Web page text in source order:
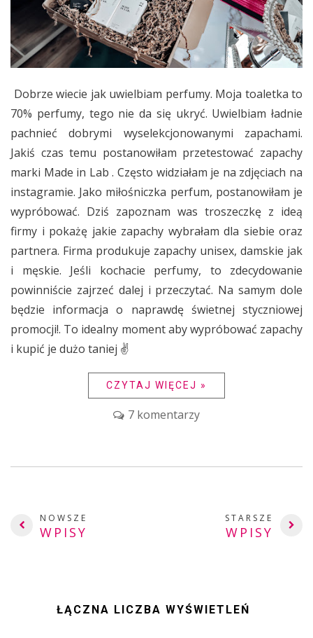
Dobrze wiecie jak uwielbiam perfumy. Moja toaletka to
70% perfumy, tego nie da się ukryć. Uwielbiam ładnie
pachnieć dobrymi wyselekcjonowanymi zapachami.
Jakiś czas temu postanowiłam przetestować zapachy
marki Made in Lab . Często widziałam je na zdjęciach na
instagramie. Jako miłośniczka perfum, postanowiłam je
wypróbować. Dziś zapoznam was troszeczkę z ideą
firmy i pokażę jakie zapachy wybrałam dla siebie oraz
partnera. Firma produkuje zapachy unisex, damskie jak
i męskie. Jeśli kochacie perfumy, to zdecydowanie
powinniście zajrzeć dalej i przeczytać. Na samym dole
będzie informacja o naprawdę świetnej styczniowej
promocji!. To idealny moment aby wypróbować zapachy
i kupić je dużo taniej ✌
CZYTAJ WIĘCEJ »
7 komentarzy
NOWSZE
WPISY
STARSZE
WPISY
ŁĄCZNA LICZBA WYŚWIETLEŃ